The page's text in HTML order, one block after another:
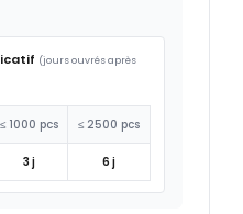
(jours ouvrés après
≤ 1000 pcs ≤ 2500 pcs
3 j 6 j